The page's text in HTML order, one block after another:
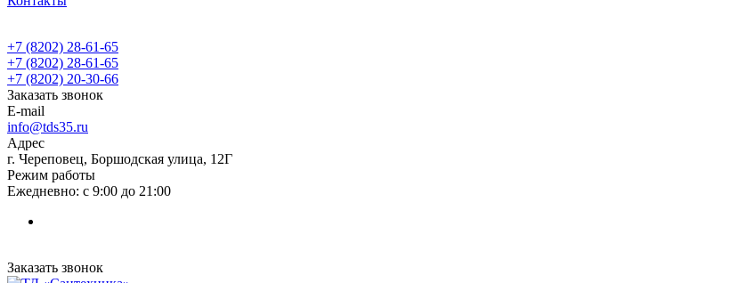
+7 (8202) 28‑61-65
+7 (8202) 28‑61-65
+7 (8202) 20‑30-66
Заказать звонок
E-mail
info@tds35.ru
Адрес
г. Череповец, Боршодская улица, 12Г
Режим работы
Ежедневно: с 9:00 до 21:00
Заказать звонок